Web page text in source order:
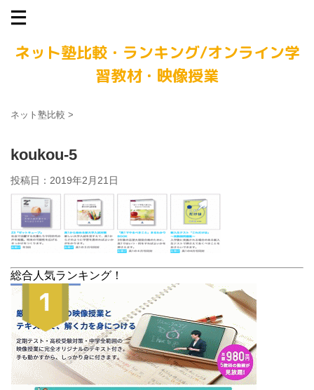
ネット塾比較・ランキング/オンライン学
習教材・映像授業
ネット塾比較 >
koukou-5
投稿日： 2019年2月21日
総合人気ランキング！